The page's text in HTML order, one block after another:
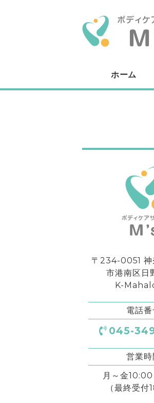
ホーム
〒234-0051 神
市港南区日
K-
電話番
045-
営業時
月～金
（最終受付